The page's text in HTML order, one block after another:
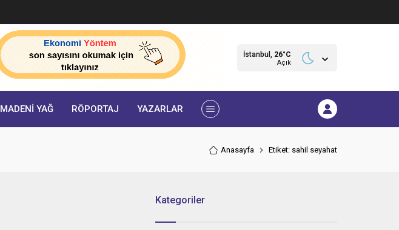
İstanbul, 26°C
Açık
MADENİ YAĞ RÖPORTAJ YAZARLAR
Anasayfa Etiket: sahil seyahat
Kategoriler